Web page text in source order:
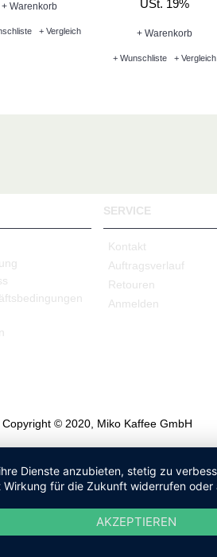
+ Warenkorb
+ Vergleich
USt. 19%
+ Warenkorb
+ Wunschliste + Vergleich
SERVICE
Kontakt
Auftragsverlauf
Retouren
Anmelden
Copyright © 2020, Miko Kaffee GmbH
Dienste anzubieten, stetig zu
für die Zukunft widerrufen oder
AKZEPTIEREN